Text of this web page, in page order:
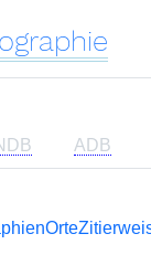
ADB
Orte